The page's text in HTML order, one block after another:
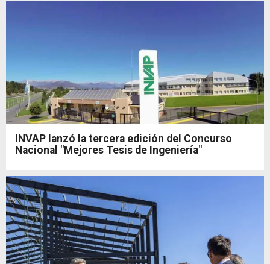
INVAP lanzó la tercera edición del Concurso
Nacional "Mejores Tesis de Ingeniería"